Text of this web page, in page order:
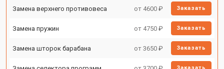
Замена верхнего противовеса от 4600 ₽ Заказать
Замена пружин от 4750 ₽ Заказать
Замена шторок барабана от 3650 ₽ Заказать